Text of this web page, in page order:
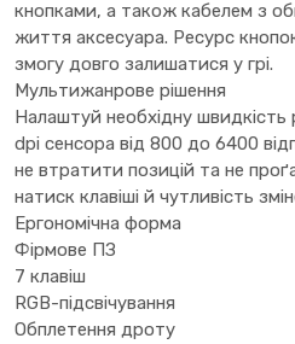
кнопками, а також кабелем з
життя аксесуара. Ресурс
змогу довго залишатися у грі.
Мультижанрове рішення
Налаштуй необхідну швидкість
dpi сенсора від 800 до 6400
не втратити позицій та не
натиск клавіші й чутливість
Ергономічна форма
Фірмове ПЗ
7 клавіш
RGB-підсвічування
Обплетення дроту